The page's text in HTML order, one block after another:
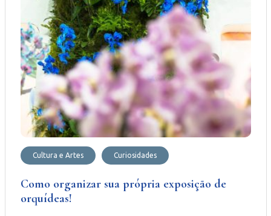
Cultura e Artes Curiosidades
Como organizar sua própria exposição de
orquídeas!